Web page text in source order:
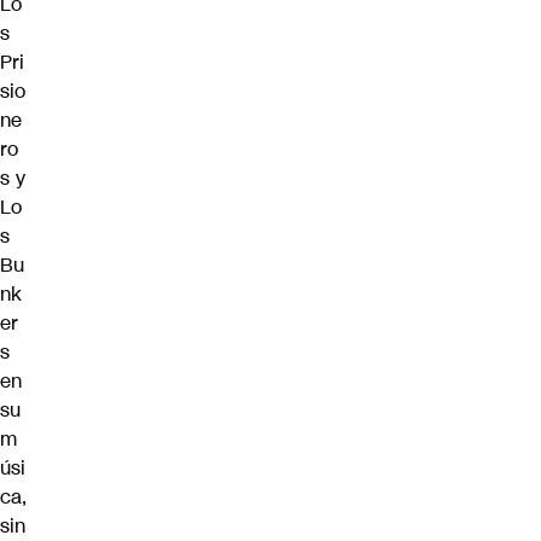
s
Pri
sio
ne
ro
s y
Lo
s
Bu
nk
er
s
en
su
m
úsi
ca,
sin